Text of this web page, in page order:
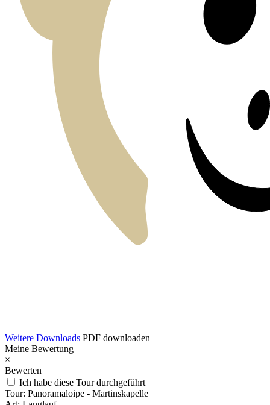
Weitere Downloads PDF downloaden
Meine Bewertung
×
Bewerten
Ich habe diese Tour durchgeführt
Tour: Panoramaloipe - Martinskapelle